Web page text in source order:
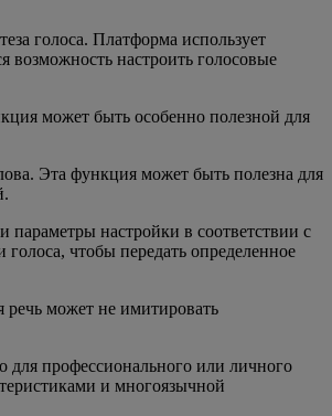
голоса. Платформа использует
возможность настроить голосовые
может быть особенно полезной для
Эта функция может быть полезна для
параметры настройки в соответствии с
чтобы передать определенное
речь может не имитировать
для профессионального или личного
и многоязычной